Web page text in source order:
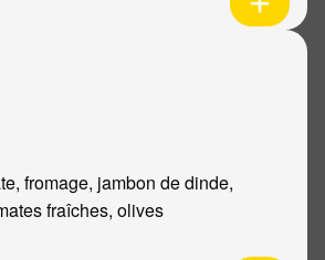
fromage, jambon de dinde,
fraîches, olives